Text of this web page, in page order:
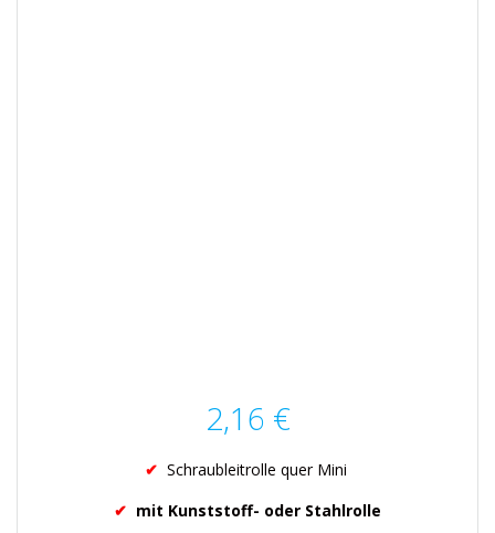
2,16 €
✔ Schraubleitrolle quer Mini
✔ mit Kunststoff- oder Stahlrolle